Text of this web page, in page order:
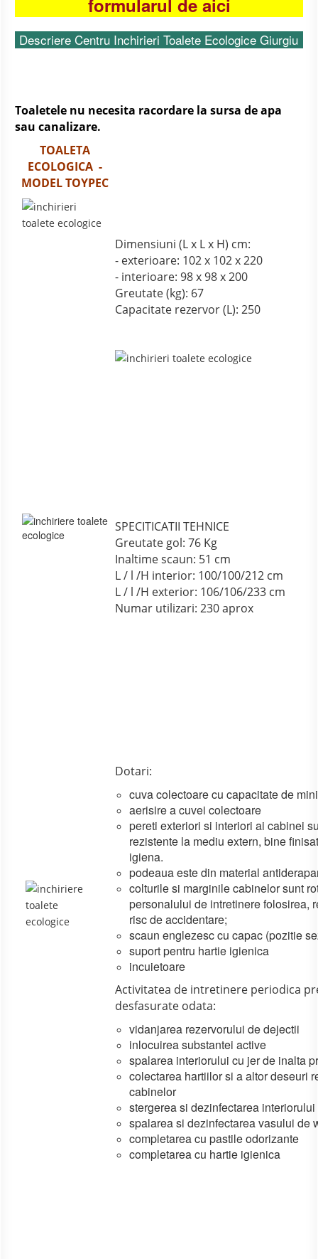
formularul de aici
Descriere Centru Inchirieri Toalete Ecologice Giurgiu
Toaletele nu necesita racordare la sursa de apa
sau canalizare.
TOALETA
ECOLOGICA -
MODEL TOYPEC
Dimensiuni (L x L x H) cm:
- exterioare: 102 x 102 x 220
- interioare: 98 x 98 x 200
Greutate (kg): 67
Capacitate rezervor (L): 250
SPECITICATII TEHNICE
Greutate gol: 76 Kg
Inaltime scaun: 51 cm
L / l /H interior: 100/100/212 cm
L / l /H exterior: 106/106/233 cm
Numar utilizari: 230 aprox
Dotari:
cuva colectoare cu capacitate de
aerisire a cuvei colectoare
pereti exteriori si interiori ai cabinei
rezistente la mediu extern, bine
igiena.
podeaua este din material
colturile si marginile cabinelor sunt
personalului de intretinere folosirea,
risc de accidentare;
scaun englezesc cu capac (pozitie
suport pentru hartie igienica
incuietoare
Activitatea de intretinere periodica
desfasurate odata:
vidanjarea rezervorului de dejectii
inlocuirea substantei active
spalarea interiorului cu jer de inalta
colectarea hartiilor si a altor deseuri
cabinelor
stergerea si dezinfectarea
spalarea si dezinfectarea vasului de
completarea cu pastile odorizante
completarea cu hartie igienica